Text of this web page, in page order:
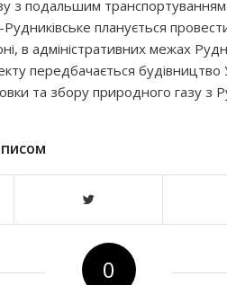
з подальшим
планується провести
в адміністративних межах
передбачається
та збору природного газу з
0